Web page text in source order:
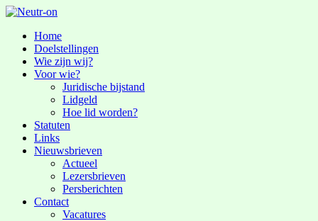
Home
Doelstellingen
Wie zijn wij?
Voor wie?
Juridische bijstand
Lidgeld
Hoe lid worden?
Statuten
Links
Nieuwsbrieven
Actueel
Lezersbrieven
Persberichten
Contact
Vacatures